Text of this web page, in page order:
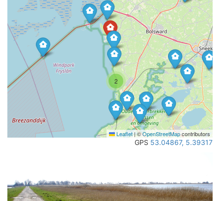
2
Leaflet|©OpenStreetMapcontributors
GPS 53.04867, 5.39317